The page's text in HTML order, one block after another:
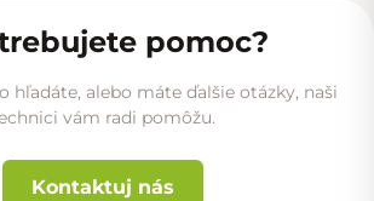
pomoc?
hľadáte, alebo máte ďalšie otázky, naši
vám radi pomôžu.
Kontaktuj nás